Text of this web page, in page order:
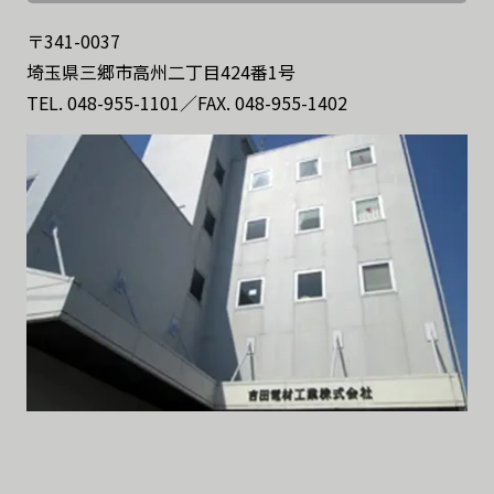
〒341-0037
埼玉県三郷市高州二丁目424番1号
TEL. 048-955-1101／FAX. 048-955-1402